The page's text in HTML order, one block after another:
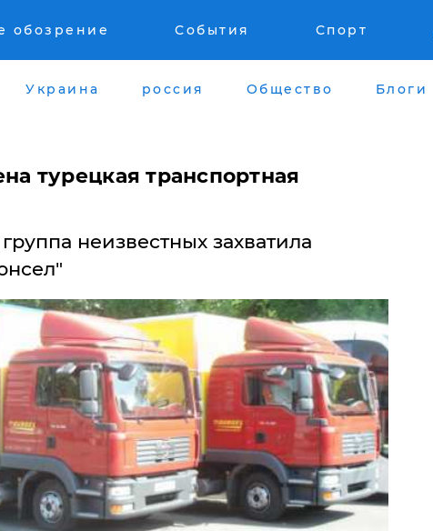
обозрение События Спорт
Украина россия Общество Блоги
турецкая транспортная
неизвестных захватила